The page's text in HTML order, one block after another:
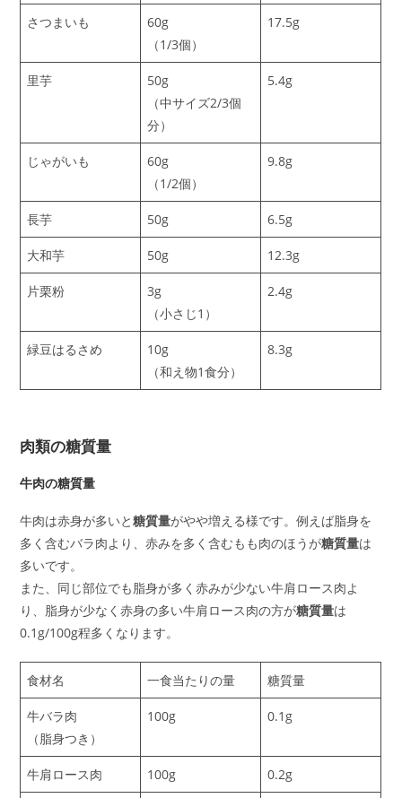
さつまいも
60g
（1/3個）
17.5g
里芋
50g
（中サイズ2/3個
分）
5.4g
じゃがいも
60g
（1/2個）
9.8g
長芋 50g 6.5g
大和芋 50g 12.3g
片栗粉
3g
（小さじ1）
2.4g
緑豆はるさめ
10g
（和え物1食分）
8.3g
肉類の糖質量
牛肉の糖質量
牛肉は赤身が多いと糖質量がやや増える様です。例えば脂身を
多く含むバラ肉より、赤みを多く含むもも肉のほうが糖質量は
多いです。
また、同じ部位でも脂身が多く赤みが少ない牛肩ロース肉よ
り、脂身が少なく赤身の多い牛肩ロース肉の方が糖質量は
0.1g/100g程多くなります。
食材名 一食当たりの量 糖質量
牛バラ肉
（脂身つき）
100g 0.1g
牛肩ロース肉 100g 0.2g